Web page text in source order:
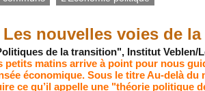
nouvelles voies de
de la transition", Institut Veblen/
matins arrive à point pour nous
économique. Sous le titre Au-delà du
ce qu’il appelle une "théorie politique